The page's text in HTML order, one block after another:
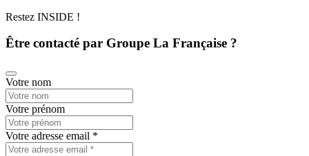
Restez INSIDE !
Être contacté par Groupe La Française ?
Votre nom
Votre prénom
Votre adresse email *